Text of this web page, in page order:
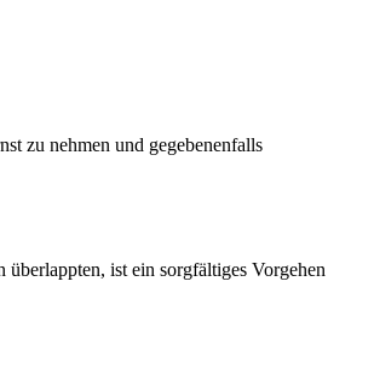
zu nehmen und gegebenenfalls
ist ein sorgfältiges Vorgehen